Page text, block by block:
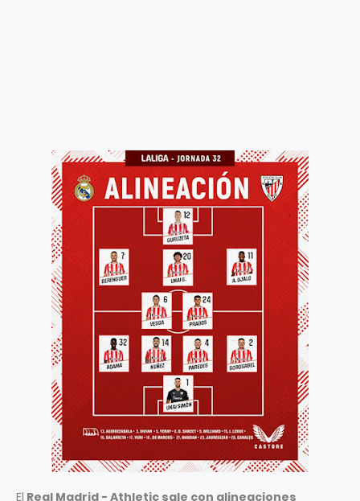
El Real Madrid - Athletic sale con alineaciones